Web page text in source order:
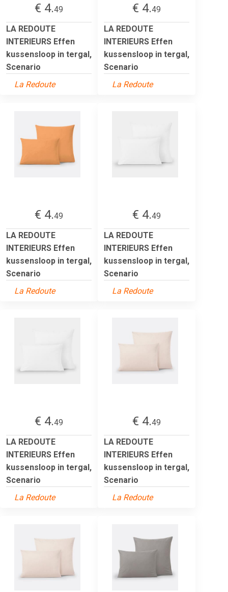
€ 4.49
LA REDOUTE
INTERIEURS Effen
kussensloop in tergal,
Scenario
La Redoute
€ 4.49
LA REDOUTE
INTERIEURS Effen
kussensloop in tergal,
Scenario
La Redoute
€ 4.49
LA REDOUTE
INTERIEURS Effen
kussensloop in tergal,
Scenario
La Redoute
€ 4.49
LA REDOUTE
INTERIEURS Effen
kussensloop in tergal,
Scenario
La Redoute
€ 4.49
LA REDOUTE
INTERIEURS Effen
kussensloop in tergal,
Scenario
La Redoute
€ 4.49
LA REDOUTE
INTERIEURS Effen
kussensloop in tergal,
Scenario
La Redoute